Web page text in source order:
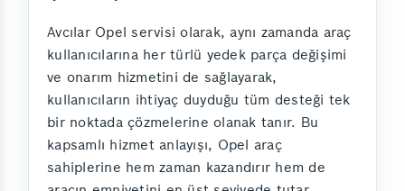
Avcılar Opel servisi olarak, aynı zamanda araç
kullanıcılarına her türlü yedek parça değişimi
ve onarım hizmetini de sağlayarak,
kullanıcıların ihtiyaç duyduğu tüm desteği tek
bir noktada çözmelerine olanak tanır. Bu
kapsamlı hizmet anlayışı, Opel araç
sahiplerine hem zaman kazandırır hem de